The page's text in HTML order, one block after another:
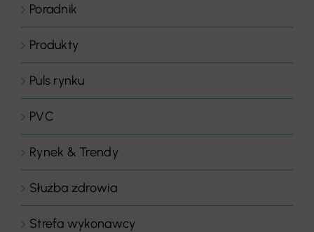
Poradnik
Produkty
Puls rynku
PVC
Rynek & Trendy
Służba zdrowia
Strefa wykonawcy